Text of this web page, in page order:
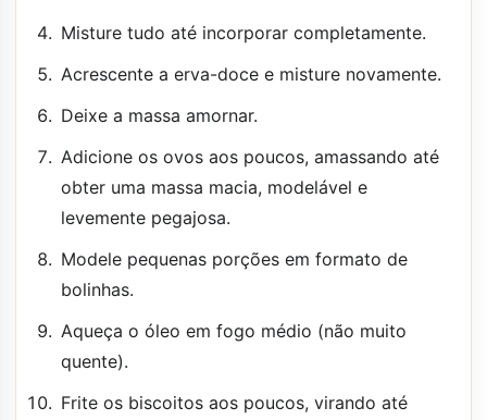
Misture tudo até incorporar completamente.
Acrescente a erva-doce e misture novamente.
Deixe a massa amornar.
Adicione os ovos aos poucos, amassando até
obter uma massa macia, modelável e
levemente pegajosa.
Modele pequenas porções em formato de
bolinhas.
Aqueça o óleo em fogo médio (não muito
quente).
Frite os biscoitos aos poucos, virando até